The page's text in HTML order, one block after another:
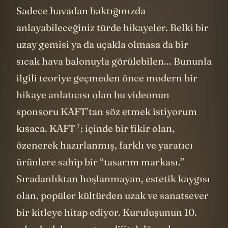
Sadece havadan baktığınızda
anlayabileceğiniz türde hikayeler. Belki bir
uzay gemisi ya da uçakla olmasa da bir
sıcak hava balonuyla görülebilen... Bununla
ilgili teoriye geçmeden önce modern bir
hikaye anlatıcısı olan bu videonun
sponsoru KAFT’tan söz etmek istiyorum
kısaca. KAFT 7; içinde bir fikir olan,
özenerek hazırlanmış, farklı ve yaratıcı
ürünlere sahip bir “tasarım markası.”
Sıradanlıktan hoşlanmayan, estetik kaygısı
olan, popüler kültürden uzak ve sanatsever
bir kitleye hitap ediyor. Kuruluşunun 10.